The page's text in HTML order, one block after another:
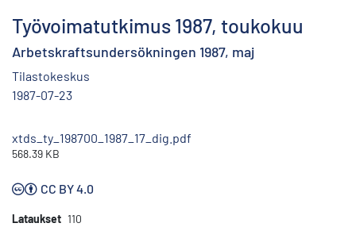
Työvoimatutkimus 1987, toukokuu
Arbetskraftsundersökningen 1987, maj
Tilastokeskus
1987-07-23
xtds_ty_198700_1987_17_dig.pdf
568.39 KB
CC BY 4.0
Lataukset 110